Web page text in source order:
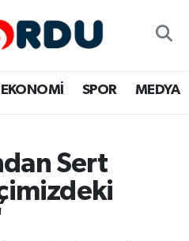
EKONOMİ SPOR MEDYA
Sert
ve Fikstür